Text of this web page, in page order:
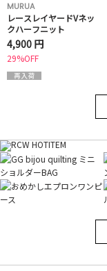
MURUA
レースレイヤードVネッ
クハーフニット
4,900 円
29%OFF